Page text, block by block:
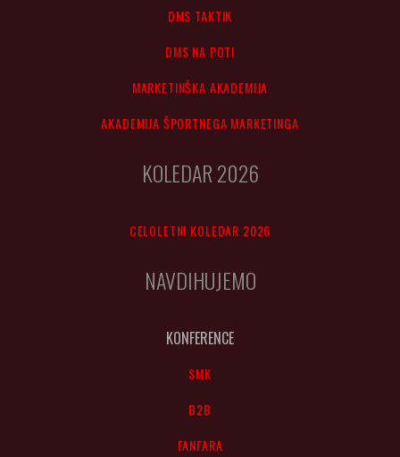
DMS TAKTIK
DMS NA POTI
MARKETINŠKA AKADEMIJA
AKADEMIJA ŠPORTNEGA MARKETINGA
KOLEDAR 2026
CELOLETNI KOLEDAR 2026
NAVDIHUJEMO
KONFERENCE
SMK
B2B
FANFARA